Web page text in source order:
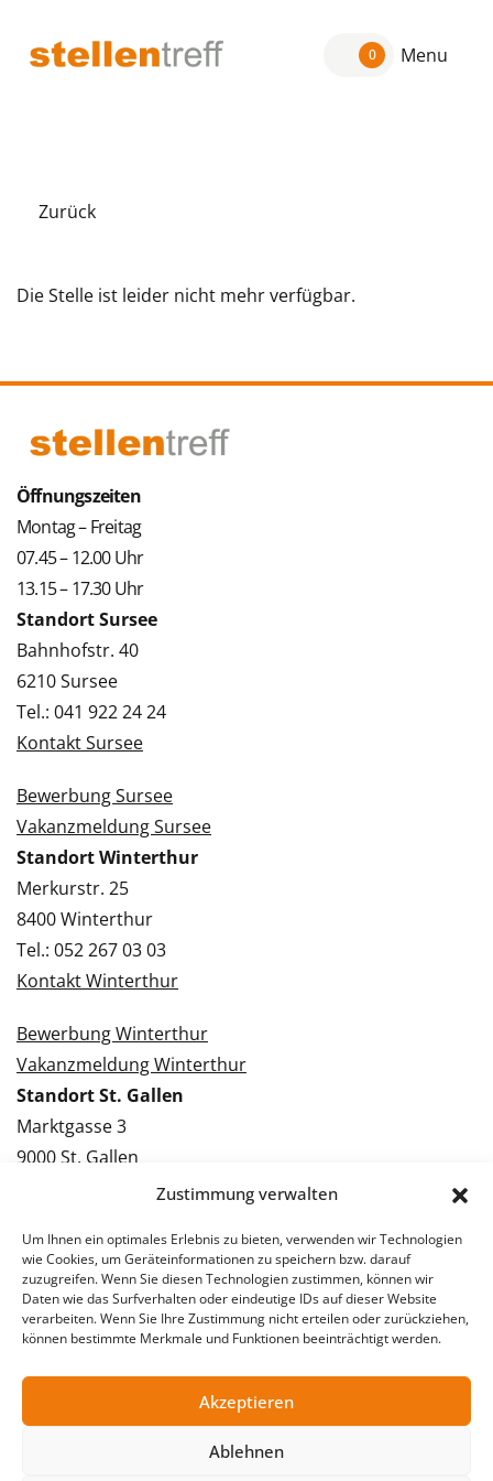
Zustimmung verwalten
Um Ihnen ein optimales Erlebnis zu bieten, verwenden wir Technologien
wie Cookies, um Geräteinformationen zu speichern bzw. darauf
zuzugreifen. Wenn Sie diesen Technologien zustimmen, können wir
Daten wie das Surfverhalten oder eindeutige IDs auf dieser Website
verarbeiten. Wenn Sie Ihre Zustimmung nicht erteilen oder zurückziehen,
können bestimmte Merkmale und Funktionen beeinträchtigt werden.
Akzeptieren
Ablehnen
0 Menu
Zurück
Die Stelle ist leider nicht mehr verfügbar.
Öffnungszeiten
Montag – Freitag
07.45 – 12.00 Uhr
13.15 – 17.30 Uhr
Standort Sursee
Bahnhofstr. 40
6210 Sursee
Tel.: 041 922 24 24
Kontakt Sursee
Bewerbung Sursee
Vakanzmeldung Sursee
Standort Winterthur
Merkurstr. 25
8400 Winterthur
Tel.: 052 267 03 03
Kontakt Winterthur
Bewerbung Winterthur
Vakanzmeldung Winterthur
Standort St. Gallen
Marktgasse 3
9000 St. Gallen
Tel.: 071 228 09 09
Bewerbung St. Gallen
Vakanzmeldung St. Gallen
© 2026 Stellentreff AG